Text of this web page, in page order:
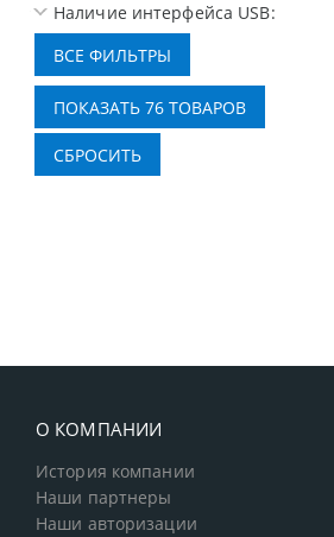
Наличие интерфейса USB:
О КОМПАНИИ
История компании
Наши партнеры
Наши авторизации